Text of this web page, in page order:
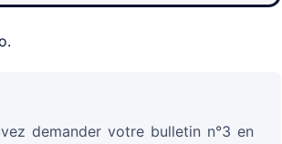
demander votre bulletin n°3 en